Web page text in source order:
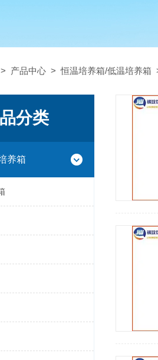
> 产品中心 >恒温培养箱/低温培养箱
分类
养箱